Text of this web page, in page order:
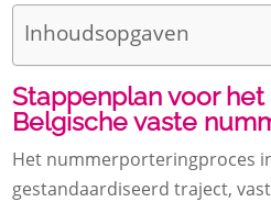
Inhoudsopgaven
Stappenplan voor
Belgische vaste
Het nummerporteringproces
gestandaardiseerd traject,